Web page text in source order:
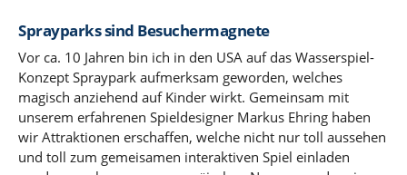
Sprayparks sind Besuchermagnete
Vor ca. 10 Jahren bin ich in den USA auf das Wasserspiel-
Konzept Spraypark aufmerksam geworden, welches
magisch anziehend auf Kinder wirkt. Gemeinsam mit
unserem erfahrenen Spieldesigner Markus Ehring haben
wir Attraktionen erschaffen, welche nicht nur toll aussehen
und toll zum gemeisamen interaktiven Spiel einladen